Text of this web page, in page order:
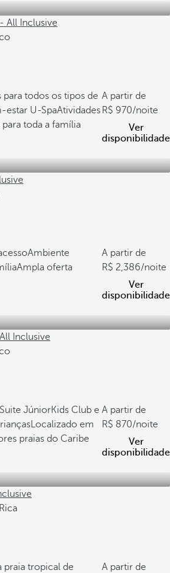
All Inclusive
todos os tipos de
estar U-SpaAtividades
toda a família
A partir de
970/noite
Ver
disponibilidade
Ambiente
Ampla oferta
A partir de
2,386/noite
Ver
disponibilidade
Inclusive
JúniorKids Club e
Localizado em
praias do Caribe
A partir de
870/noite
Ver
disponibilidade
praia tropical de
A partir de